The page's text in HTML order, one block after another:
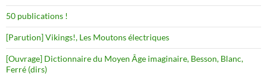
50 publications !
[Parution] Vikings!, Les Moutons électriques
[Ouvrage] Dictionnaire du Moyen Âge imaginaire, Besson, Blanc,
Ferré (dirs)